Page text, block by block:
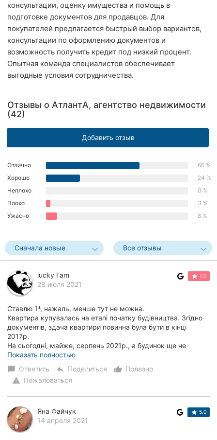
Кропивницкий
Киев
Харьков
Днепр
Рог
Николаев
Чернигов
Черкассы
Черновцы
Сумы
Ивано-
Франковск
Луцк
Карпаты
консультации, оценку имущества и помощь в
подготовке документов для продавцов. Для
покупателей предлагается быстрый выбор вариантов,
консультации по оформлению документов и
возможность получить кредит под низкий процент.
Опытная команда специалистов обеспечивает
выгодные условия сотрудничества.
Отзывы о АтлантА, агентство недвижимости
(42)
Добавить отзыв
Отлично
66 %
Хорошо
24 %
Неплохо
0 %
Плохо
3 %
Ужасно
8 %
Сначала новые Все отзывы
lucky I'am
28 июля 2021
1.0
Ставлю 1*, нажаль, менше тут не можна.
Квартира купувалась на етапі початку будівництва. Згідно
документів, здача квартири повинна була бути в кінці
2017р.
На сьогодні, майже, серпень 2021р., а будинок ще не
зданий, не передане право власності на нер...
Показать полностью
chat_bubble Ответить reply Поделиться thumb_up_alt
Полезно
warning Пожаловаться
Яна Файчук
14 апреля 2021
5.0